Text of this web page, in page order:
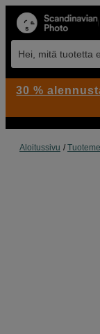
Hei, mitä tuotetta
Aloitussivu
30 %